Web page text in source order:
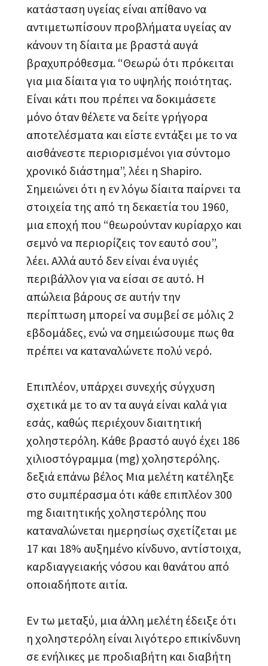
κατάσταση υγείας είναι απίθανο να
αντιμετωπίσουν προβλήματα υγείας αν
κάνουν τη δίαιτα με βραστά αυγά
βραχυπρόθεσμα. “Θεωρώ ότι πρόκειται
για μια δίαιτα για το υψηλής ποιότητας.
Είναι κάτι που πρέπει να δοκιμάσετε
μόνο όταν θέλετε να δείτε γρήγορα
αποτελέσματα και είστε εντάξει με το να
αισθάνεστε περιορισμένοι για σύντομο
χρονικό διάστημα”, λέει η Shapiro.
Σημειώνει ότι η εν λόγω δίαιτα παίρνει τα
στοιχεία της από τη δεκαετία του 1960,
μια εποχή που “θεωρούνταν κυρίαρχο και
σεμνό να περιορίζεις τον εαυτό σου”,
λέει. Αλλά αυτό δεν είναι ένα υγιές
περιβάλλον για να είσαι σε αυτό. Η
απώλεια βάρους σε αυτήν την
περίπτωση μπορεί να συμβεί σε μόλις 2
εβδομάδες, ενώ να σημειώσουμε πως θα
πρέπει να καταναλώνετε πολύ νερό.
Επιπλέον, υπάρχει συνεχής σύγχυση
σχετικά με το αν τα αυγά είναι καλά για
εσάς, καθώς περιέχουν διαιτητική
χοληστερόλη. Κάθε βραστό αυγό έχει 186
χιλιοστόγραμμα (mg) χοληστερόλης.
δεξιά επάνω βέλος Μια μελέτη κατέληξε
στο συμπέρασμα ότι κάθε επιπλέον 300
mg διαιτητικής χοληστερόλης που
καταναλώνεται ημερησίως σχετίζεται με
17 και 18% αυξημένο κίνδυνο, αντίστοιχα,
καρδιαγγειακής νόσου και θανάτου από
οποιαδήποτε αιτία.
Εν τω μεταξύ, μια άλλη μελέτη έδειξε ότι
η χοληστερόλη είναι λιγότερο επικίνδυνη
σε ενήλικες με προδιαβήτη και διαβήτη